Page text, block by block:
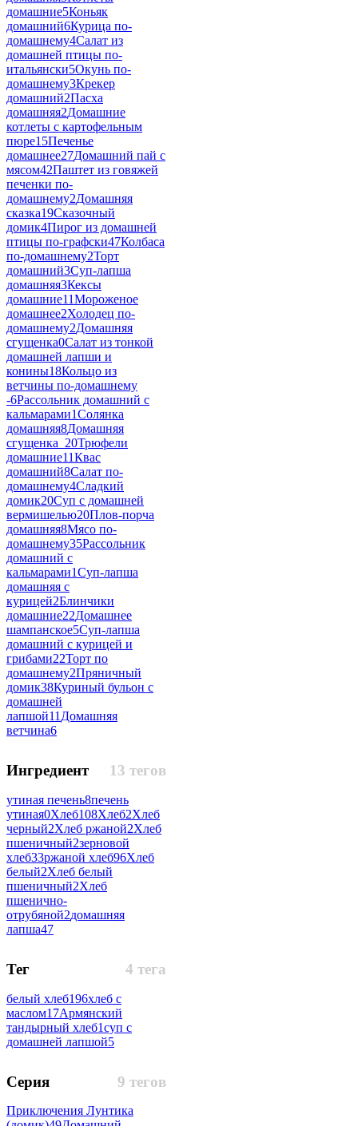
домашние5Коньяк
домашний6Курица по-
домашнему4Салат из
домашней птицы по-
итальянски5Окунь по-
домашнему3Крекер
домашний2Пасха
домашняя2Домашние
котлеты с картофельным
пюре15Печенье
домашнее27Домашний пай с
мясом42Паштет из говяжей
печенки по-
домашнему2Домашняя
сказка19Сказочный
домик4Пирог из домашней
птицы по-графски47Колбаса
по-домашнему2Торт
домашний3Суп-лапша
домашняя3Кексы
домашние11Мороженое
домашнее2Холодец по-
домашнему2Домашняя
сгущенка0Салат из тонкой
домашней лапши и
конины18Кольцо из
ветчины по-домашнему
-6Рассольник домашний с
кальмарами1Солянка
домашняя8Домашняя
сгущенка_20Трюфели
домашние11Квас
домашний8Салат по-
домашнему4Сладкий
домик20Суп с домашней
вермишелью20Плов-порча
домашняя8Мясо по-
домашнему35Рассольник
домашний с
кальмарами1Суп-лапша
домашняя с
курицей2Блинчики
домашние22Домашнее
шампанское5Суп-лапша
домашний с курицей и
грибами22Торт по
домашнему2Пряничный
домик38Куриный бульон с
домашней
лапшой11 Домашняя
ветчина6
13 тегов
Ингредиент
утиная печень8печень
утиная0Хлеб108Хлеб2Хлеб
черный2Хлеб ржаной2Хлеб
пшеничный2зерновой
хлеб33ржаной хлеб96Хлеб
белый2Хлеб белый
пшеничный2Хлеб
пшенично-
отрубяной2домашняя
лапша47
4 тега
Тег
белый хлеб196хлеб с
маслом17Армянский
тандырный хлеб1суп с
домашней лапшой5
9 тегов
Серия
Приключения Лунтика